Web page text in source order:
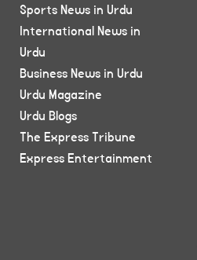
Sports News in Urdu
International News in
Urdu
Business News in Urdu
Urdu Magazine
Urdu Blogs
The Express Tribune
Express Entertainment